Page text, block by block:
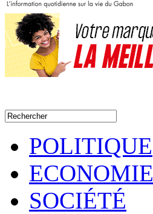
POLITIQUE
ECONOMIE
SOCIÉTÉ